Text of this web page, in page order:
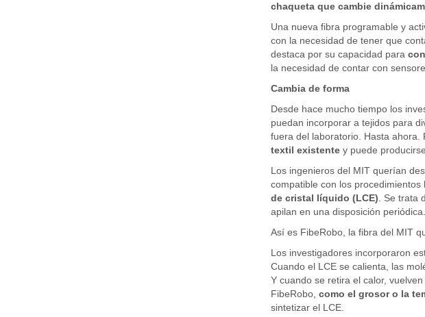
chaqueta que cambie
Una nueva fibra programable y
con la necesidad de tener que
destaca por su capacidad para
la necesidad de contar con
Cambia de forma
Desde hace mucho tiempo los
puedan incorporar a tejidos para
fuera del laboratorio. Hasta ahora.
textil existentey puede
Los ingenieros del MIT querían
compatible con los procedimientos
de cristal líquido (LCE) . Se
apilan en una disposición periódica.
Así es FibeRobo, la fibra del MIT
Los investigadores incorporaron
Cuando el LCE se calienta, las
Y cuando se retira el calor,
FibeRobo, como el grosor o la
sintetizar el LCE.